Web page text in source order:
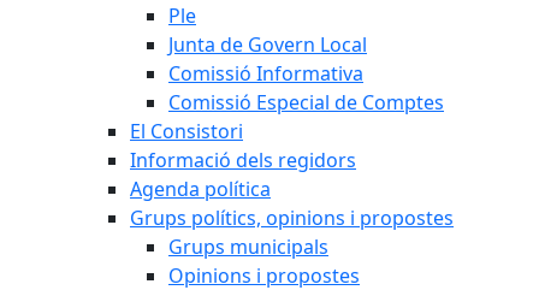
Ple
Junta de Govern Local
Comissió Informativa
Comissió Especial de Comptes
El Consistori
Informació dels regidors
Agenda política
Grups polítics, opinions i propostes
Grups municipals
Opinions i propostes